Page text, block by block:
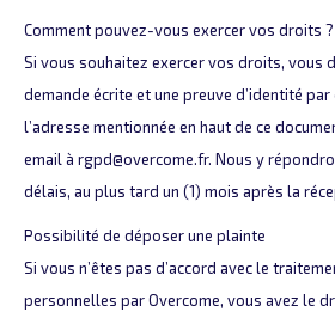
Comment pouvez-vous exercer vos droits ?
Si vous souhaitez exercer vos droits, vous
demande écrite et une preuve d’identité
l’adresse mentionnée en haut de ce
email à rgpd@overcome.fr. Nous y
délais, au plus tard un (1) mois après la
Possibilité de déposer une plainte
Si vous n’êtes pas d’accord avec le
personnelles par Overcome, vous avez le